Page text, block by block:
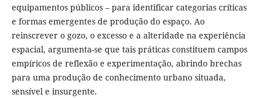
equipamentos públicos – para identificar categorias críticas
e formas emergentes de produção do espaço. Ao
reinscrever o gozo, o excesso e a alteridade na experiência
espacial, argumenta-se que tais práticas constituem campos
empíricos de reflexão e experimentação, abrindo brechas
para uma produção de conhecimento urbano situada,
sensível e insurgente.